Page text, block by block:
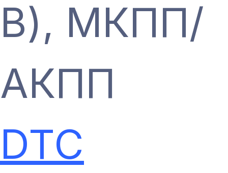
В), МКПП/
АКПП
DTC